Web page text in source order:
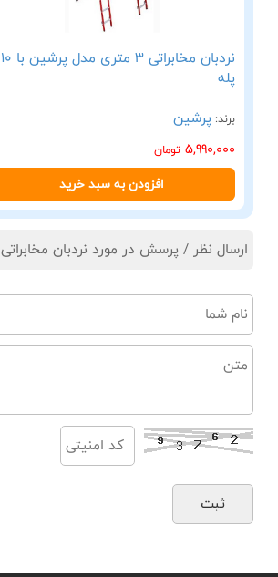
نردبان مخابراتی 3 متری مدل پرشین با 10
پله
برند: پرشین
5,990,000 تومان
افزودن به سبد خرید
ارسال نظر / پرسش در مورد نردبان مخابراتی 8 متری دو تکه سبلان